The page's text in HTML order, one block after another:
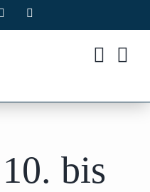
Instagram
bis